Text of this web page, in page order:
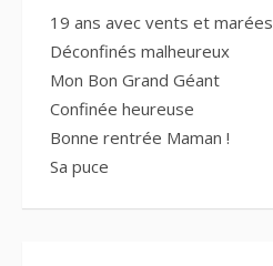
19 ans avec vents et marées
Déconfinés malheureux
Mon Bon Grand Géant
Confinée heureuse
Bonne rentrée Maman !
Sa puce